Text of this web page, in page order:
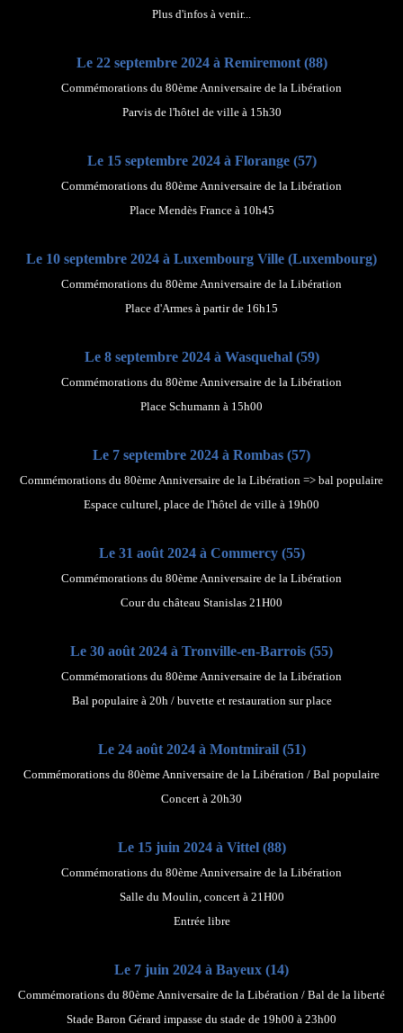
Plus d'infos à venir...
Le 22 septembre 2024 à Remiremont (88)
Commémorations du 80ème Anniversaire de la Libération
Parvis de l'hôtel de ville à 15h30
Le 15 septembre 2024 à Florange (57)
Commémorations du 80ème Anniversaire de la Libération
Place Mendès France à 10h45
Le 10 septembre 2024 à Luxembourg Ville (Luxembourg)
Commémorations du 80ème Anniversaire de la Libération
Place d'Armes à partir de 16h15
Le 8 septembre 2024 à Wasquehal (59)
Commémorations du 80ème Anniversaire de la Libération
Place Schumann à 15h00
Le 7 septembre 2024 à Rombas (57)
Commémorations du 80ème Anniversaire de la Libération => bal populaire
Espace culturel, place de l'hôtel de ville à 19h00
Le 31 août 2024 à Commercy (55)
Commémorations du 80ème Anniversaire de la Libération
Cour du château Stanislas 21H00
Le 30 août 2024 à Tronville-en-Barrois (55)
Commémorations du 80ème Anniversaire de la Libération
Bal populaire à 20h / buvette et restauration sur place
Le 24 août 2024 à Montmirail (51)
Commémorations du 80ème Anniversaire de la Libération / Bal populaire
Concert à 20h30
Le 15 juin 2024 à Vittel (88)
Commémorations du 80ème Anniversaire de la Libération
Salle du Moulin, concert à 21H00
Entrée libre
Le 7 juin 2024 à Bayeux (14)
Commémorations du 80ème Anniversaire de la Libération / Bal de la liberté
Stade Baron Gérard impasse du stade de 19h00 à 23h00